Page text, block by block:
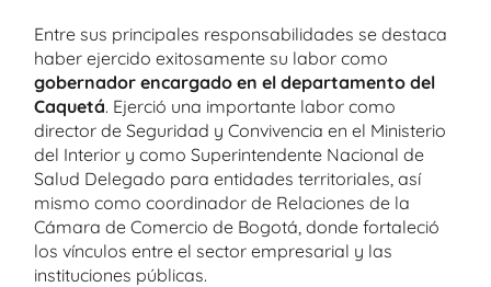
Entre sus principales responsabilidades se destaca
haber ejercido exitosamente su labor como
gobernador encargado en el departamento del
Caquetá. Ejerció una importante labor como
director de Seguridad y Convivencia en el Ministerio
del Interior y como Superintendente Nacional de
Salud Delegado para entidades territoriales, así
mismo como coordinador de Relaciones de la
Cámara de Comercio de Bogotá, donde fortaleció
los vínculos entre el sector empresarial y las
instituciones públicas.